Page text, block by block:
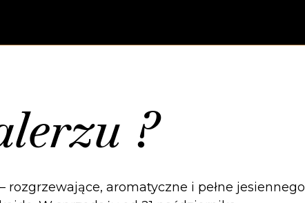
?
aromatyczne i pełne jesiennego